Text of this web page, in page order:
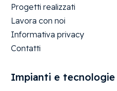
Progetti realizzati
Lavora con noi
Informativa privacy
Contatti
Impianti e tecnologie